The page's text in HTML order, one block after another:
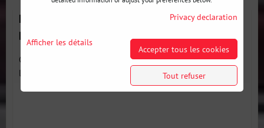
Kit de Bras de Suspension Arrière Réglables pour
BMW M3 E90 E92
Ce kit de 6 bras réglables pour BMW M3 E90 E92 remplace
les bras...
Privacy declaration
Afficher les détails
Accepter tous les cookies
Tout refuser